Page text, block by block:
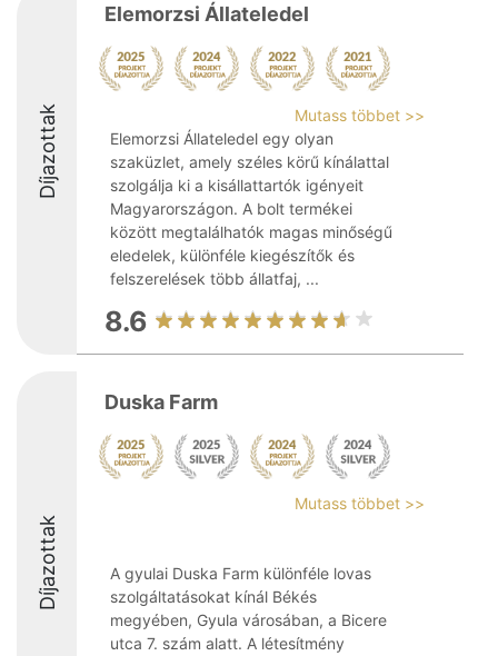
Díjazottak
Elemorzsi Állateledel
Mutass többet >>
Elemorzsi Állateledel egy olyan
szaküzlet, amely széles körű kínálattal
szolgálja ki a kisállattartók igényeit
Magyarországon. A bolt termékei
között megtalálhatók magas minőségű
eledelek, különféle kiegészítők és
felszerelések több állatfaj, ...
8.6
Díjazottak
Duska Farm
Mutass többet >>
A gyulai Duska Farm különféle lovas
szolgáltatásokat kínál Békés
megyében, Gyula városában, a Bicere
utca 7. szám alatt. A létesítmény